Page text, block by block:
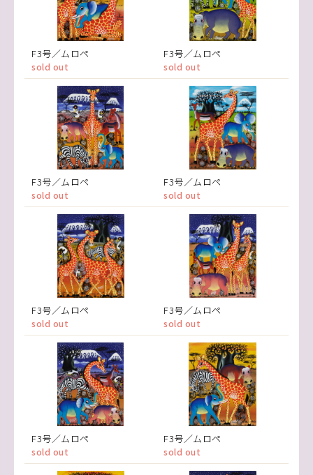
F3号／ムロペ
sold out
F3号／ムロペ
sold out
F3号／ムロペ
sold out
F3号／ムロペ
sold out
F3号／ムロペ
sold out
F3号／ムロペ
sold out
F3号／ムロペ
sold out
F3号／ムロペ
sold out